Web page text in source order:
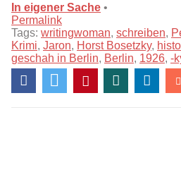
In eigener Sache •
Permalink
Tags: writingwoman, schreiben,
Krimi, Jaron, Horst Bosetzky,
geschah in Berlin, Berlin, 1926, -